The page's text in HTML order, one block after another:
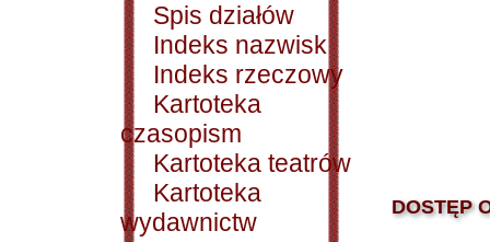
Spis działów
Indeks nazwisk
Indeks rzeczowy
Kartoteka
czasopism
Kartoteka teatrów
Kartoteka
wydawnictw
DOSTĘP